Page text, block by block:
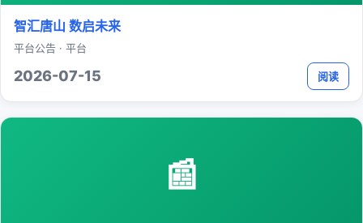
智汇唐山 数启未来
平台公告 · 平台
2026-07-15 阅读
📰